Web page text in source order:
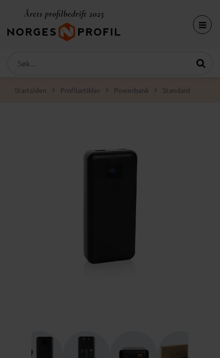
Startsiden Profilartikler Powerbank Standard